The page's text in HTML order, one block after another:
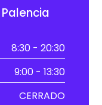
8:30 - 20:30
9:00 - 13:30
CERRADO